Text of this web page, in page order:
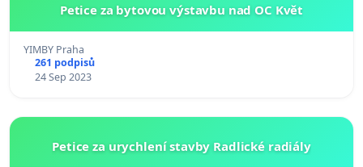
Petice za bytovou výstavbu nad OC Květ
YIMBY Praha
261 podpisů
24 Sep 2023
Petice za urychlení stavby Radlické radiály